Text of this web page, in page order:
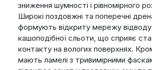
зниження шумності і рівномірного
Широкі поздовжні та поперечні
формують відкриту мережу
кашоподібної сльоти, що сприяє
контакту на вологих поверхнях.
мають ламелі з тривимірними